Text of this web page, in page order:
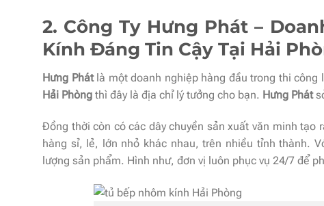
2. Công Ty Hưng Phát –
Kính Đáng Tin Cậy Tại Hải
Hưng Phát là một doanh nghiệp hàng đầu trong thi
Hải Phòng thì đây là địa chỉ lý tưởng cho bạn. Hưng Phát
Đồng thời còn có các dây chuyền sản xuất văn minh
hàng sỉ, lẻ, lớn nhỏ khác nhau, trên nhiều tỉnh thành.
lượng sản phẩm. Hình như, đơn vị luôn phục vụ 24/7 để